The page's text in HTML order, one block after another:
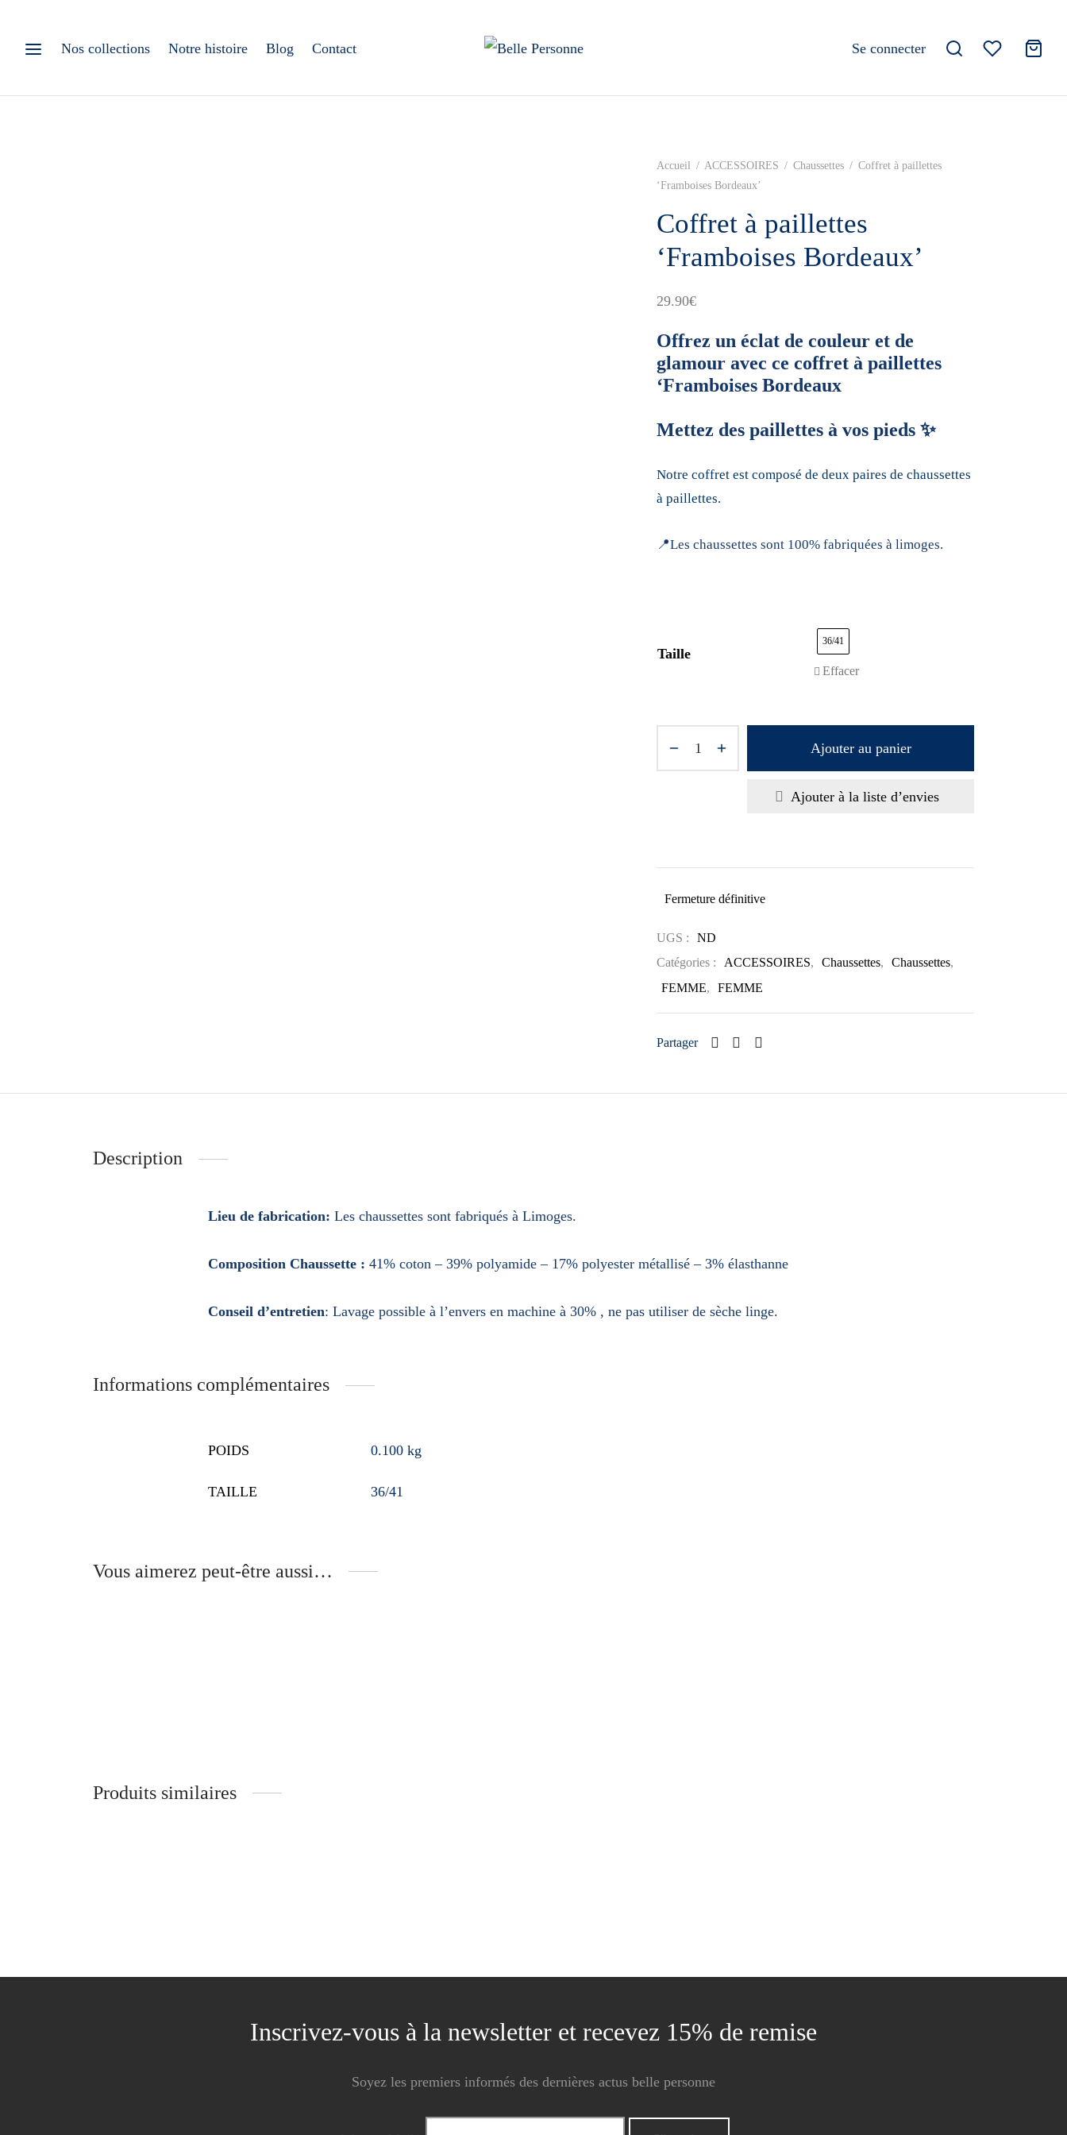
Nos collections Notre histoire Blog Contact Se connecter
Accueil / ACCESSOIRES / Chaussettes / Coffret à paillettes
‘Framboises Bordeaux’
Coffret à paillettes
‘Framboises Bordeaux’
29.90€
Offrez un éclat de couleur et de
glamour avec ce coffret à paillettes
‘Framboises Bordeaux
Mettez des paillettes à vos pieds ✨
Notre coffret est composé de deux paires de chaussettes
à paillettes.
📍Les chaussettes sont 100% fabriquées à limoges.
Taille
36/41
Effacer
Ajouter au panier
Ajouter à la liste d’envies
Fermeture définitive
UGS :
ND
Catégories :
ACCESSOIRES, Chaussettes, Chaussettes,
FEMME, FEMME
Partager
Description
Lieu de fabrication: Les chaussettes sont fabriqués à Limoges.
Composition Chaussette : 41% coton – 39% polyamide – 17% polyester métallisé – 3% élasthanne
Conseil d’entretien: Lavage possible à l’envers en machine à 30% , ne pas utiliser de sèche linge.
Informations complémentaires
POIDS 0.100 kg
TAILLE 36/41
Vous aimerez peut-être aussi…
Produits similaires
Inscrivez-vous à la newsletter et recevez 15% de remise
Soyez les premiers informés des dernières actus belle personne